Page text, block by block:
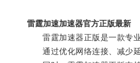
雷霆加速加速器官方正版最新
雷霆加速器正版是一款专业
通过优化网络连接、减少延